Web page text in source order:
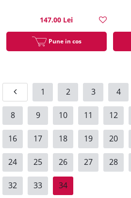
147.00 Lei
Pune in cos
1 2 3 4
8 9 10 11 12
16 17 18 19 20
24 25 26 27 28
32 33
34